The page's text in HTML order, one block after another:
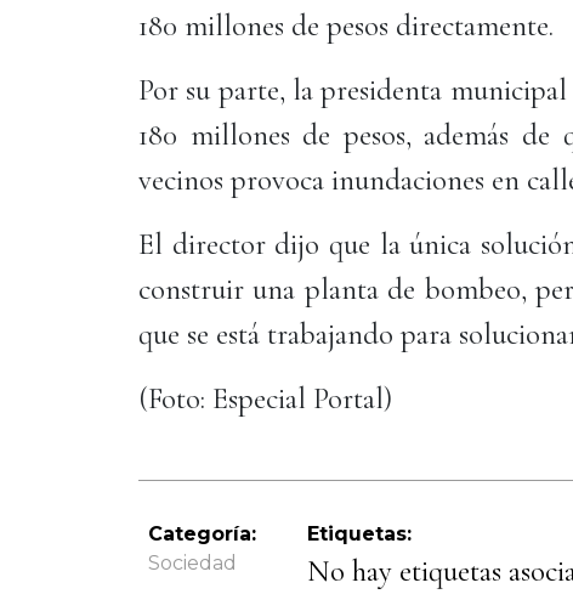
180 millones de pesos directamente.
Por su parte, la presidenta
180 millones de pesos, además
vecinos provoca inundaciones en
El director dijo que la única
construir una planta de bombeo,
que se está trabajando para
(Foto: Especial Portal)
Categoría:
Sociedad
Etiquetas:
No hay etiquetas